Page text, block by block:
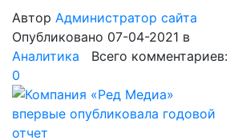
Автор Администратор сайта
Опубликовано 07-04-2021 в
Аналитика Всего комментариев:
0